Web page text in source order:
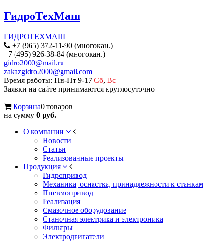
ГидроТехМаш
ГИДРОТЕХМАШ
+7 (965) 372-11-90 (многокан.)
+7 (495) 926-38-84 (многокан.)
gidro2000@mail.ru
zakazgidro2000@gmail.com
Время работы: Пн-Пт 9-17 Сб, Вс
Заявки на сайте принимаются круглосуточно
Корзина0 товаров
на сумму 0 руб.
О компании
Новости
Статьи
Реализованные проекты
Продукция
Гидропривод
Механика, оснастка, принадлежности к станкам
Пневмопривод
Реализация
Смазочное оборудование
Станочная электрика и электроника
Фильтры
Электродвигатели